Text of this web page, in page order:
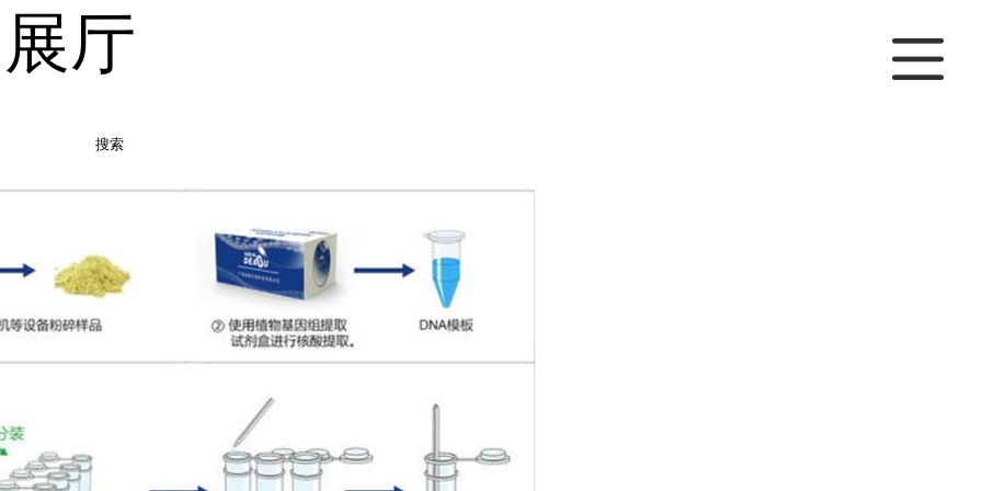
厅
搜索